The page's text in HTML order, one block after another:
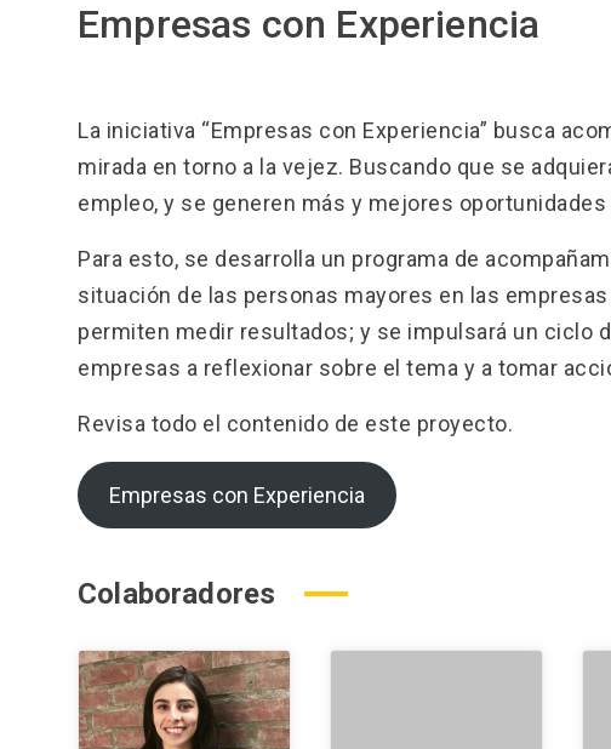
Empresas con Experiencia
La iniciativa “Empresas con Experiencia” busca
mirada en torno a la vejez. Buscando que se
empleo, y se generen más y mejores oportunidades
Para esto, se desarrolla un programa de
situación de las personas mayores en las
permiten medir resultados; y se impulsará un ciclo
empresas a reflexionar sobre el tema y a tomar
Revisa todo el contenido de este proyecto.
Empresas con Experiencia
Colaboradores